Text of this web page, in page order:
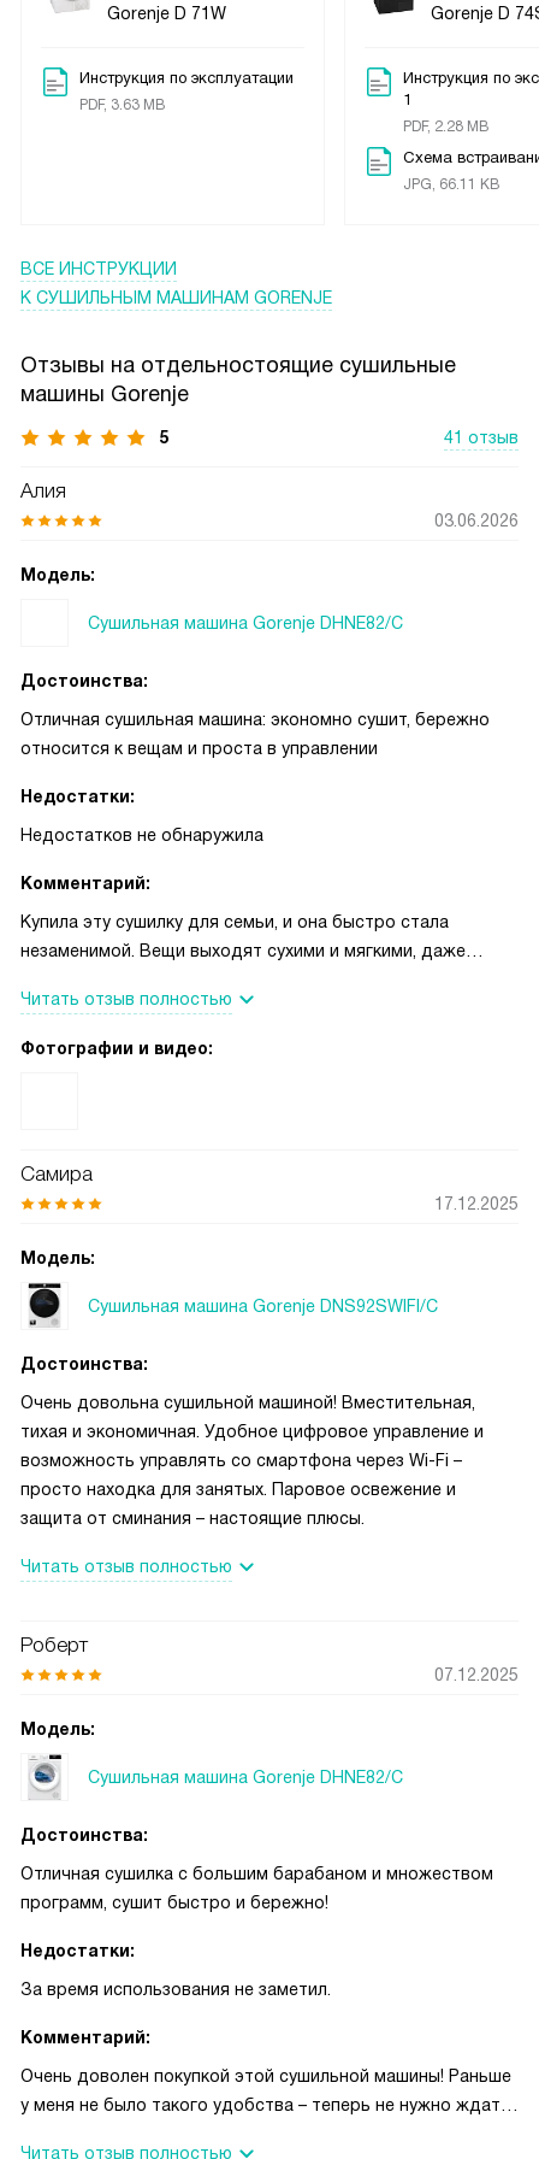
Gorenje D 71W
Инструкция по эксплуатации
PDF, 3.63 MB
Gorenje D
Инструкция по
1
PDF, 2.28 MB
Схема
JPG, 66.11 KB
ВСЕ ИНСТРУКЦИИ
К СУШИЛЬНЫМ МАШИНАМ GORENJE
Отзывы на отдельностоящие сушильные
машины Gorenje
5 41 отзыв
Алия
03.06.2026
Модель:
Сушильная машина Gorenje DHNE82/C
Достоинства:
Отличная сушильная машина: экономно сушит, бережно
относится к вещам и проста в управлении
Недостатки:
Недостатков не обнаружила
Комментарий:
Купила эту сушилку для семьи, и она быстро стала
незаменимой. Вещи выходят сухими и мягкими, даже
заметно работает датчик влажности и настройка степени
сушки. За счет теплового насоса расход электричества
планировать дела. Нравится набор программ: есть
быстрый цикл на сорок минут, режим для шерсти и
которые не требуют полной сушки.
Читать отзыв полностью
Фотографии и видео:
Самира
17.12.2025
Модель:
Сушильная машина Gorenje DNS92SWIFI/C
Достоинства:
Очень довольна сушильной машиной! Вместительная,
тихая и экономичная. Удобное цифровое управление и
возможность управлять со смартфона через Wi-Fi –
просто находка для занятых. Паровое освежение и
защита от сминания – настоящие плюсы.
Читать отзыв полностью
Роберт
07.12.2025
Модель:
Сушильная машина Gorenje DHNE82/C
Достоинства:
Отличная сушилка с большим барабаном и множеством
программ, сушит быстро и бережно!
Недостатки:
За время использования не заметил.
Комментарий:
Очень доволен покупкой этой сушильной машины! Раньше
у меня не было такого удобства – теперь не нужно ждать,
Читать отзыв полностью